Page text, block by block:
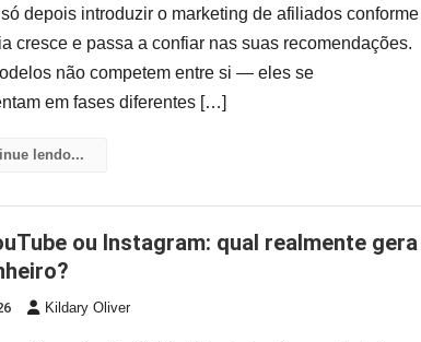
depois introduzir o marketing de afiliados conforme
cresce e passa a confiar nas suas recomendações.
não competem entre si — eles se
em fases diferentes […]
lendo...
Kildary Oliver